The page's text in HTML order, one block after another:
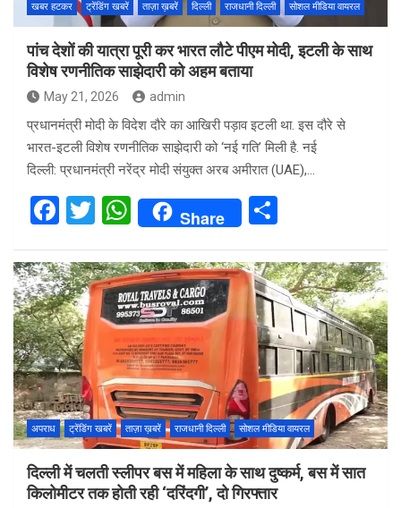
खबर हटकर ट्रेंडिंग खबरें ताज़ा ख़बरें दिल्ली राजधानी दिल्ली सोशल मीडिया वायरल
पांच देशों की यात्रा पूरी कर भारत लौटे पीएम मोदी, इटली के साथ
विशेष रणनीतिक साझेदारी को अहम बताया
May 21, 2026 admin
प्रधानमंत्री मोदी के विदेश दौरे का आखिरी पड़ाव इटली था. इस दौरे से
भारत-इटली विशेष रणनीतिक साझेदारी को ‘नई गति’ मिली है. नई
दिल्ली: प्रधानमंत्री नरेंद्र मोदी संयुक्त अरब अमीरात (UAE),…
F
ce
b
o
o
k
T
tt
er
W
h
at
s
A
p
p
Share
ar
e
अपराध ट्रेंडिंग खबरें ताज़ा ख़बरें राजधानी दिल्ली सोशल मीडिया वायरल
दिल्ली में चलती स्लीपर बस में महिला के साथ दुष्कर्म, बस में सात
किलोमीटर तक होती रही ‘दरिंदगी’, दो गिरफ्तार